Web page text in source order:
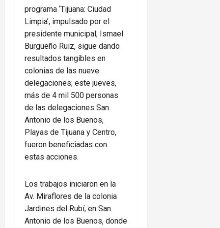
programa ‘Tijuana: Ciudad
Limpia’, impulsado por el
presidente municipal, Ismael
Burgueño Ruiz, sigue dando
resultados tangibles en
colonias de las nueve
delegaciones; este jueves,
más de 4 mil 500 personas
de las delegaciones San
Antonio de los Buenos,
Playas de Tijuana y Centro,
fueron beneficiadas con
estas acciones.
Los trabajos iniciaron en la
Av. Miraflores de la colonia
Jardines del Rubí, en San
Antonio de los Buenos, donde